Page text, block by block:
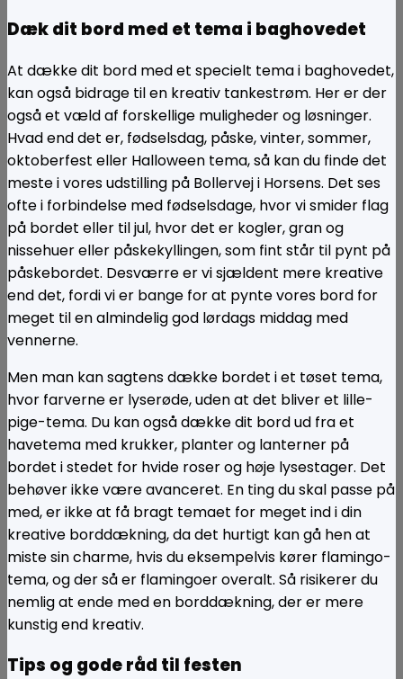
Dæk dit bord med et tema i baghovedet
At dække dit bord med et specielt tema i baghovedet,
kan også bidrage til en kreativ tankestrøm. Her er der
også et væld af forskellige muligheder og løsninger.
Hvad end det er, fødselsdag, påske, vinter, sommer,
oktoberfest eller Halloween tema, så kan du finde det
meste i vores udstilling på Bollervej i Horsens. Det ses
ofte i forbindelse med fødselsdage, hvor vi smider flag
på bordet eller til jul, hvor det er kogler, gran og
nissehuer eller påskekyllingen, som fint står til pynt på
påskebordet. Desværre er vi sjældent mere kreative
end det, fordi vi er bange for at pynte vores bord for
meget til en almindelig god lørdags middag med
vennerne.
Men man kan sagtens dække bordet i et tøset tema,
hvor farverne er lyserøde, uden at det bliver et lille-
pige-tema. Du kan også dække dit bord ud fra et
havetema med krukker, planter og lanterner på
bordet i stedet for hvide roser og høje lysestager. Det
behøver ikke være avanceret. En ting du skal passe på
med, er ikke at få bragt temaet for meget ind i din
kreative borddækning, da det hurtigt kan gå hen at
miste sin charme, hvis du eksempelvis kører flamingo-
tema, og der så er flamingoer overalt. Så risikerer du
nemlig at ende med en borddækning, der er mere
kunstig end kreativ.
Tips og gode råd til festen